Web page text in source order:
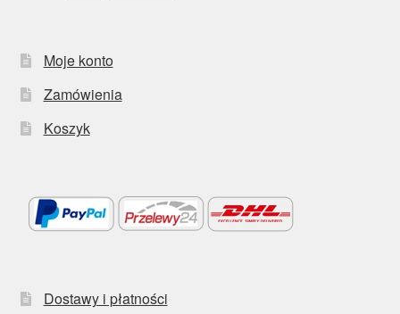
Moje konto
Zamówienia
Koszyk
Dostawy i płatności